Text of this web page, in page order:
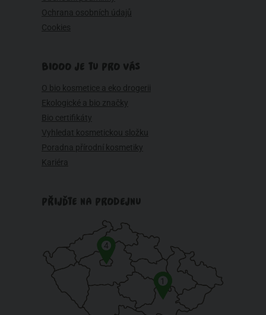
Ochrana osobních údajů
Cookies
BIOOO JE TU PRO VÁS
O bio kosmetice a eko drogerii
Ekologické a bio značky
Bio certifikáty
Vyhledat kosmetickou složku
Poradna přírodní kosmetiky
Kariéra
PŘIJĎTE NA PRODEJNU
1
4